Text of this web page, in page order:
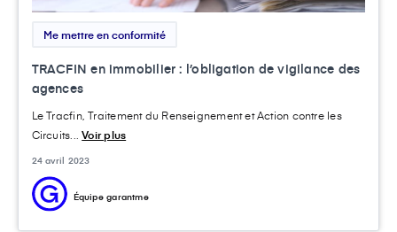
Me mettre en conformité
TRACFIN en immobilier : l’obligation de vigilance des
agences
Le Tracfin, Traitement du Renseignement et Action contre les
Circuits...Voir plus
24 avril 2023
Équipe garantme